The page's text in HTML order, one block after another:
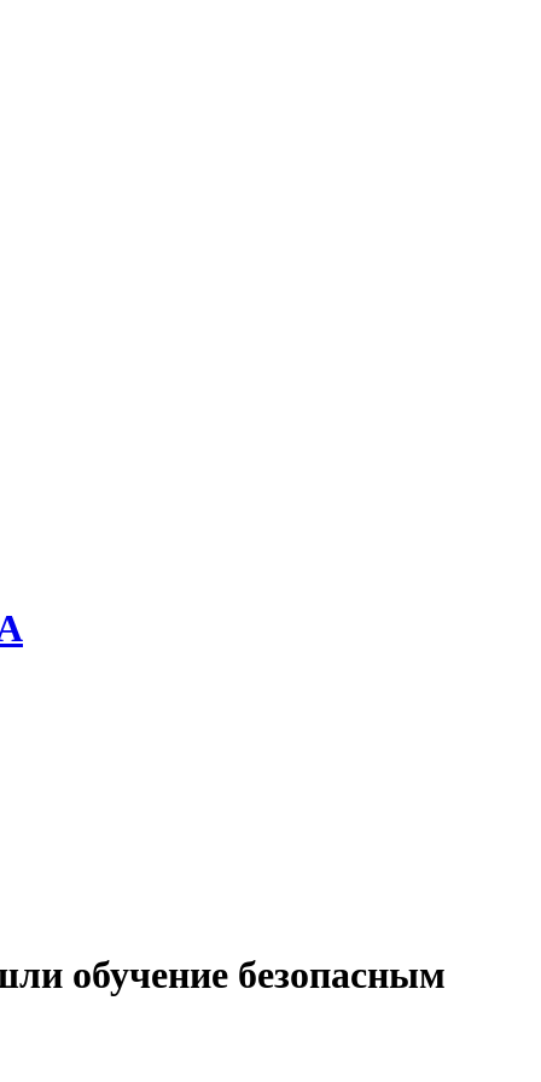
обучение безопасным